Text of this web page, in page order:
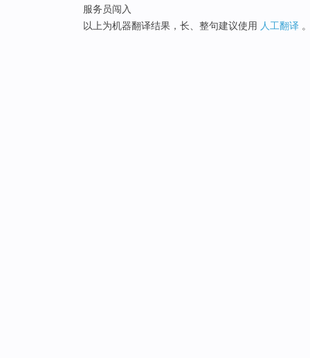
服务员闯入
以上为机器翻译结果，长、整句建议使用 人工翻译